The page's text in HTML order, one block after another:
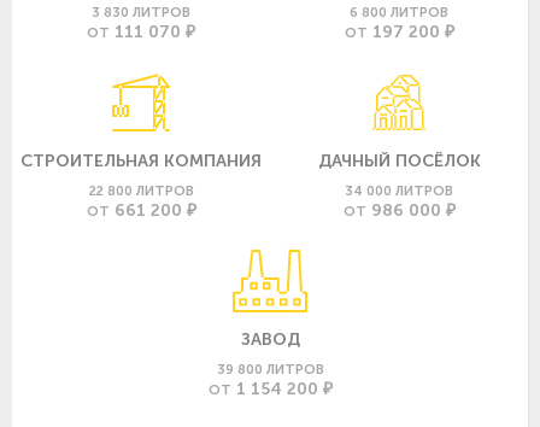
3 830 ЛИТРОВ
ОТ 111 070 ₽
6 800 ЛИТРОВ
ОТ 197 200 ₽
СТРОИТЕЛЬНАЯ КОМПАНИЯ
22 800 ЛИТРОВ
ОТ 661 200 ₽
ДАЧНЫЙ ПОСЁЛОК
34 000 ЛИТРОВ
ОТ 986 000 ₽
ЗАВОД
39 800 ЛИТРОВ
ОТ 1 154 200 ₽